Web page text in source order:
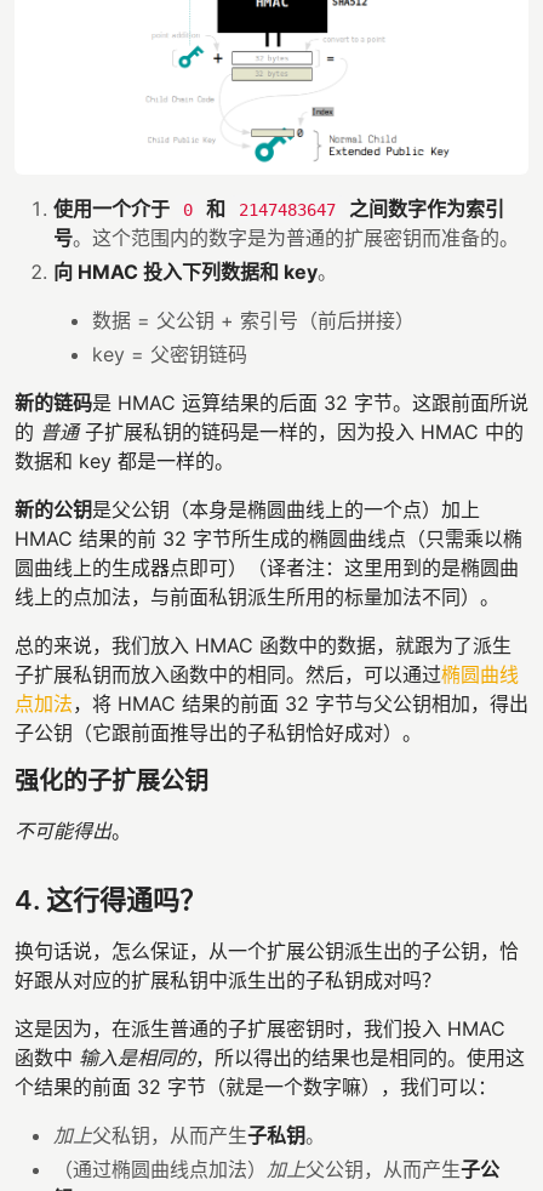
使用一个介于 0 和 2147483647
之间数字作为索引
号。这个范围内的数字是为普通的扩展密钥而准备的。
向 HMAC 投入下列数据和 key。
数据 = 父公钥 + 索引号（前后拼接）
key = 父密钥链码
新的链码是 HMAC 运算结果的后面 32 字节。这跟前面所说
的 普通子扩展私钥的链码是一样的，因为投入 HMAC 中的
数据和 key 都是一样的。
新的公钥是父公钥（本身是椭圆曲线上的一个点）加上
HMAC 结果的前 32 字节所生成的椭圆曲线点（只需乘以椭
圆曲线上的生成器点即可）（译者注：这里用到的是椭圆曲
线上的点加法，与前面私钥派生所用的标量加法不同）。
总的来说，我们放入 HMAC 函数中的数据，就跟为了派生
子扩展私钥而放入函数中的相同。然后，可以通过椭圆曲线
点加法，将 HMAC 结果的前面 32 字节与父公钥相加，得出
子公钥（它跟前面推导出的子私钥恰好成对）。
强化的子扩展公钥
不可能得出。
4. 这行得通吗？
换句话说，怎么保证，从一个扩展公钥派生出的子公钥，恰
好跟从对应的扩展私钥中派生出的子私钥成对吗？
这是因为，在派生普通的子扩展密钥时，我们投入 HMAC
函数中 输入是相同的，所以得出的结果也是相同的。使用这
个结果的前面 32 字节（就是一个数字嘛），我们可以：
加上父私钥，从而产生子私钥。
（通过椭圆曲线点加法） 加上父公钥，从而产生子公